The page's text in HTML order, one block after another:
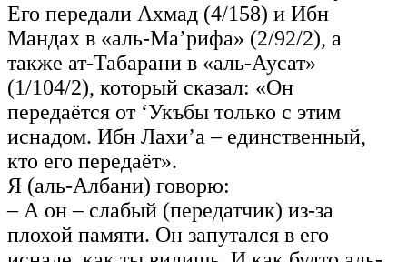
Его передали Ахмад (4/158) и Ибн
Мандах в «аль-Ма’рифа» (2/92/2), а
также ат-Табарани в «аль-Аусат»
(1/104/2), который сказал: «Он
передаётся от ‘Укъбы только с этим
иснадом. Ибн Лахи’а – единственный,
кто его передаёт».
Я (аль-Албани) говорю:
– А он – слабый (передатчик) из-за
плохой памяти. Он запутался в его